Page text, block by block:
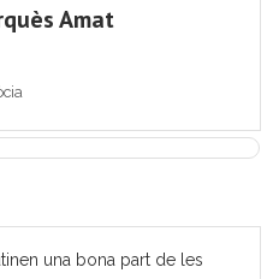
Amat
una bona part de les